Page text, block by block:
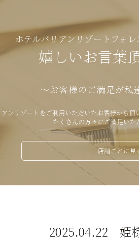
ホテルバリアンリゾートフォ
嬉しいお言葉
～お客様のご満足が私
アンリゾートをご利用いただいたお客様から
たくさんの方々にご満足いた
店舗ごとに見
2025.04.22 姫